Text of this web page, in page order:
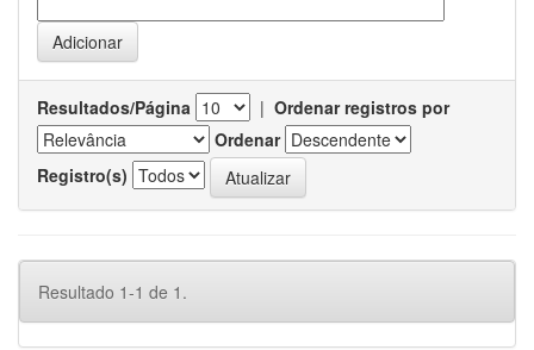
Resultados/Página | Ordenar registros por
Ordenar
Registro(s)
Resultado 1-1 de 1.